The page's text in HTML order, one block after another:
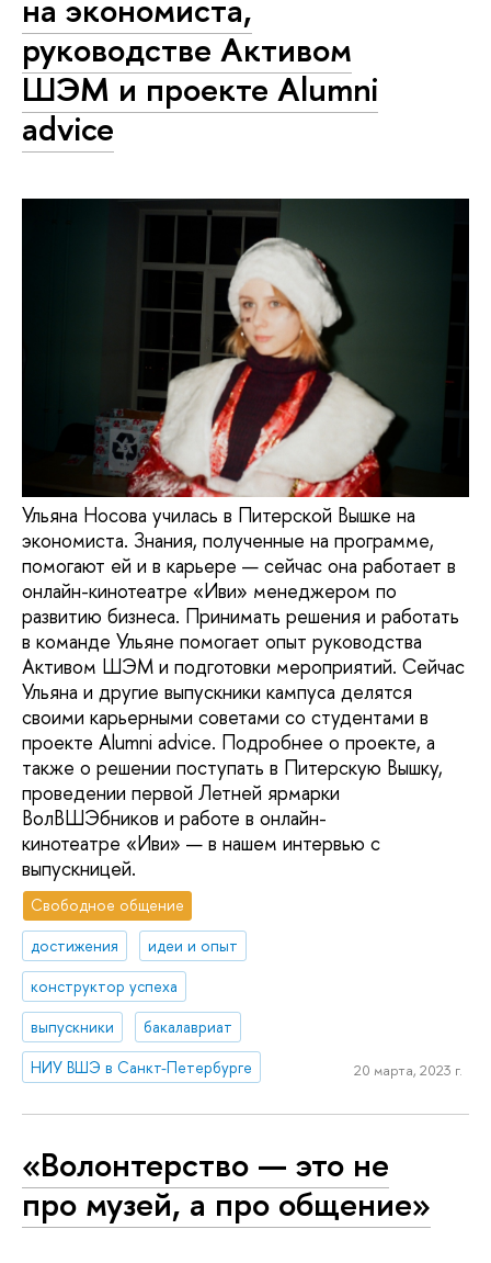
на экономиста,
руководстве Активом
ШЭМ и проекте Alumni
advice
Ульяна Носова училась в Питерской Вышке на
экономиста. Знания, полученные на программе,
помогают ей и в карьере — сейчас она работает в
онлайн-кинотеатре «Иви» менеджером по
развитию бизнеса. Принимать решения и работать
в команде Ульяне помогает опыт руководства
Активом ШЭМ и подготовки мероприятий. Сейчас
Ульяна и другие выпускники кампуса делятся
своими карьерными советами со студентами в
проекте Alumni advice. Подробнее о проекте, а
также о решении поступать в Питерскую Вышку,
проведении первой Летней ярмарки
ВолВШЭбников и работе в онлайн-
кинотеатре «Иви» — в нашем интервью с
выпускницей.
Свободное общение
достижения
идеи и опыт
конструктор успеха
выпускники
бакалавриат
НИУ ВШЭ в Санкт-Петербурге
20 марта, 2023 г.
«Волонтерство — это не
про музей, а про общение»